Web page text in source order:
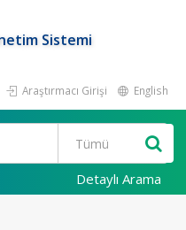
Sistemi
Araştırmacı Girişi English
Detaylı Arama